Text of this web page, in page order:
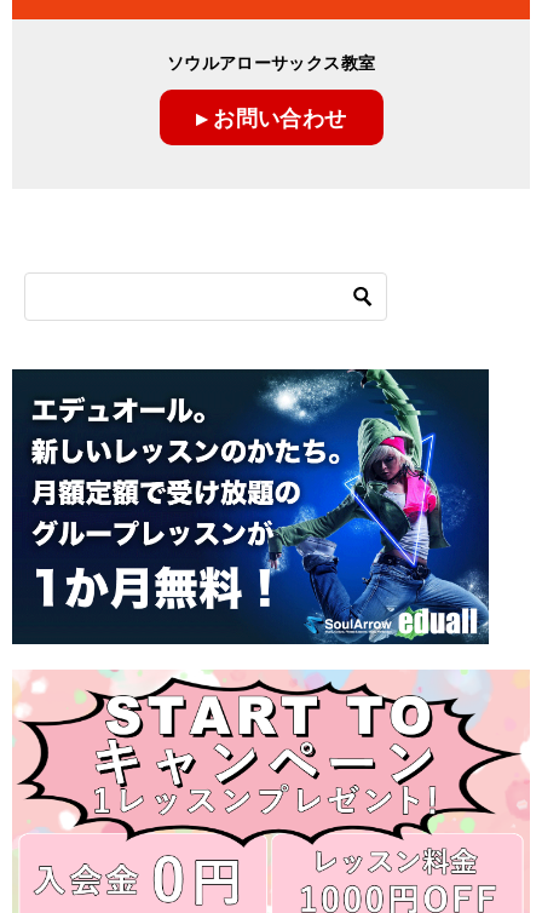
ソウルアローサックス教室
▸ お問い合わせ